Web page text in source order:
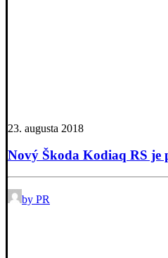
23. augusta 2018
Nový Škoda Kodiaq RS je
by PR